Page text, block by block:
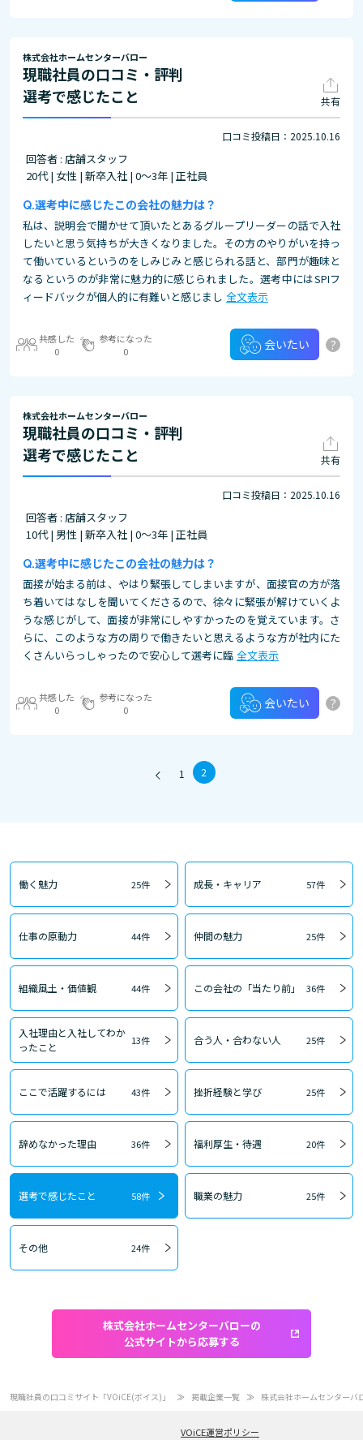
株式会社ホームセンターバロー
現職社員の口コミ・評判
選考で感じたこと
共有
口コミ投稿日：2025.10.16
回答者 : 店舗スタッフ
20代 | 女性 | 新卒入社 | 0～3年 | 正社員
選考中に感じたこの会社の魅力は？
私は、説明会で聞かせて頂いたとあるグループリーダーの話で入社
したいと思う気持ちが大きくなりました。その方のやりがいを持っ
て働いているというのをしみじみと感じられる話と、部門が趣味と
なるというのが非常に魅力的に感じられました。選考中にはSPIフ
ィードバックが個人的に有難いと感じまし 全文表示
共感した
0
参考になった
0
会いたい ?
株式会社ホームセンターバロー
現職社員の口コミ・評判
選考で感じたこと
共有
口コミ投稿日：2025.10.16
回答者 : 店舗スタッフ
10代 | 男性 | 新卒入社 | 0～3年 | 正社員
選考中に感じたこの会社の魅力は？
面接が始まる前は、やはり緊張してしまいますが、面接官の方が落
ち着いてはなしを聞いてくださるので、徐々に緊張が解けていくよ
うな感じがして、面接が非常にしやすかったのを覚えています。さ
らに、このような方の周りで働きたいと思えるような方が社内にた
くさんいらっしゃったので安心して選考に臨 全文表示
共感した
0
参考になった
0
会いたい ?
1 2
働く魅力 25件 成長・キャリア 57件
仕事の原動力 44件 仲間の魅力 25件
組織風土・価値観 44件 この会社の「当たり前」 36件
入社理由と入社してわか
ったこと
13件 合う人・合わない人 25件
ここで活躍するには 43件 挫折経験と学び 25件
辞めなかった理由 36件 福利厚生・待遇 20件
選考で感じたこと 58件 職業の魅力 25件
その他 24件
株式会社ホームセンターバローの
公式サイトから応募する
現職社員の口コミサイト「VOiCE(ボイス)」 掲載企業一覧 株式会社ホームセンターバ
VOiCE運営ポリシー